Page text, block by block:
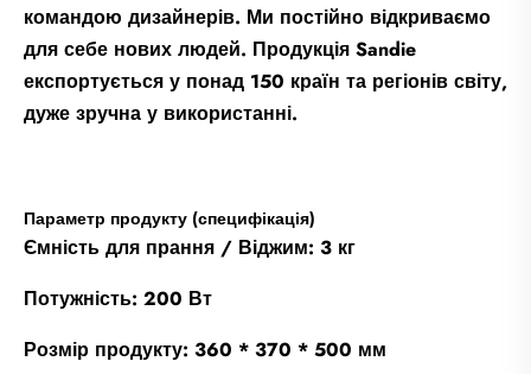
командою дизайнерів. Ми постійно відкриваємо
для себе нових людей. Продукція Sandie
експортується у понад 150 країн та регіонів світу,
дуже зручна у використанні.
Параметр продукту (специфікація)
Ємність для прання / Віджим: 3 кг
Потужність: 200 Вт
Розмір продукту: 360 * 370 * 500 мм